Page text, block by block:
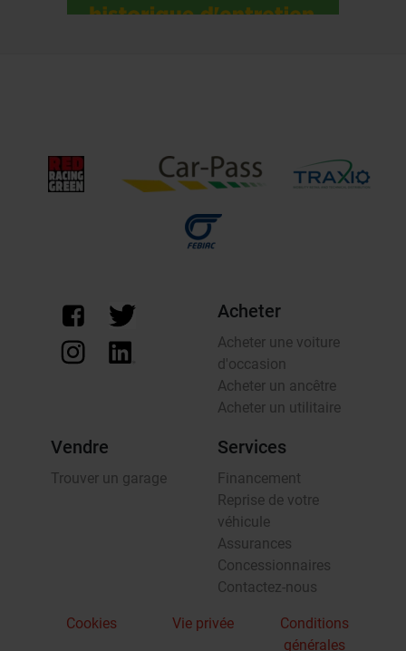
Acheter
Acheter une voiture
d'occasion
Acheter un ancêtre
Acheter un utilitaire
Vendre
Trouver un garage
Services
Financement
Reprise de votre
véhicule
Assurances
Concessionnaires
Contactez-nous
Cookies Vie privée
Conditions
générales